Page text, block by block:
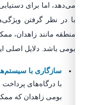
می‌دهد، اما برای
با در نظر گرفتن
منطقه مانند زاهدان،
بومی باشد. دلایل اصلی
سازگاری با
با درگاه‌های
بومی زاهدان که